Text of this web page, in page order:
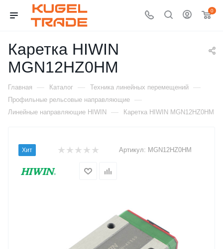
0
Каретка HIWIN
MGN12HZ0HM
Главная — Каталог — Техника линейных перемещений —
Профильные рельсовые направляющие —
Линейные направляющие HIWIN — Каретка HIWIN MGN12HZ0HM
Хит Артикул: MGN12HZ0HM